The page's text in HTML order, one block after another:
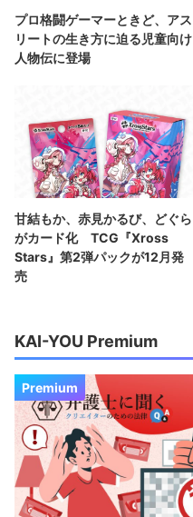
プロ格闘ゲーマーときど、アス
リートの生き方に迫る児童向け
人物伝に登場
甘結もか、赤見かるび、どぐら
がカード化 TCG『Xross
Stars』第2弾パックが12月発
売
KAI-YOU Premium
Premium